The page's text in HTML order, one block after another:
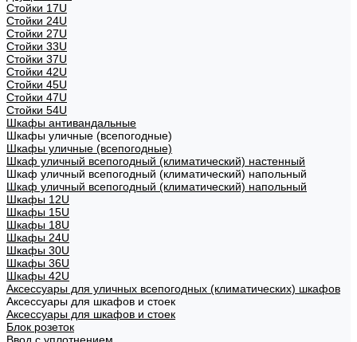
Стойки 17U
Стойки 24U
Стойки 27U
Стойки 33U
Стойки 37U
Стойки 42U
Стойки 45U
Стойки 47U
Стойки 54U
Шкафы антивандальные
Шкафы уличные (всепогодные)
Шкафы уличные (всепогодные)
Шкаф уличный всепогодный (климатический) настенный
Шкаф уличный всепогодный (климатический) напольный
Шкаф уличный всепогодный (климатический) напольный
Шкафы 12U
Шкафы 15U
Шкафы 18U
Шкафы 24U
Шкафы 30U
Шкафы 36U
Шкафы 42U
Аксессуары для уличных всепогодных (климатических) шкафов
Аксессуары для шкафов и стоек
Аксессуары для шкафов и стоек
Блок розеток